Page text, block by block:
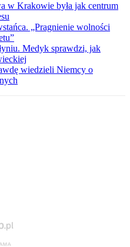
w Krakowie była jak centrum
„Pragnienie wolności
Medyk sprawdzi, jak
wiedzieli Niemcy o